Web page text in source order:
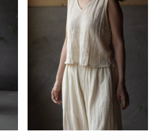
に
は
複
数
の
バ
リ
エ
ー
シ
ョ
ン
が
あ
り
ま